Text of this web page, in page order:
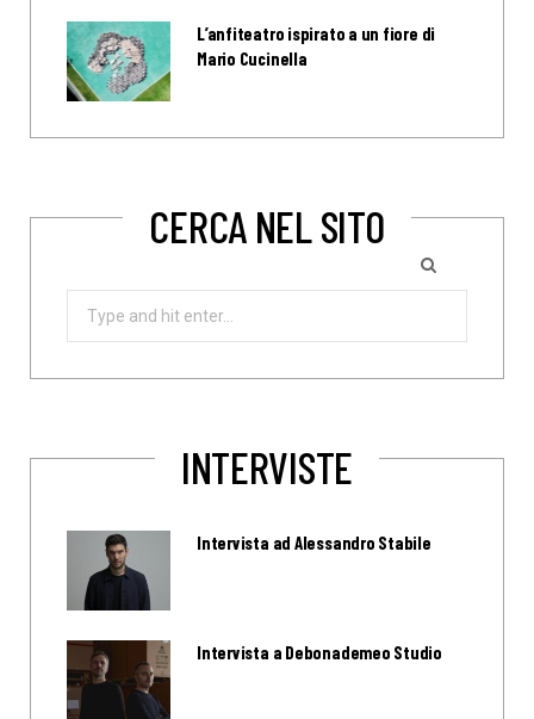
L’anfiteatro ispirato a un fiore di
Mario Cucinella
CERCA NEL SITO
Search
INTERVISTE
Intervista ad Alessandro Stabile
Intervista a Debonademeo Studio